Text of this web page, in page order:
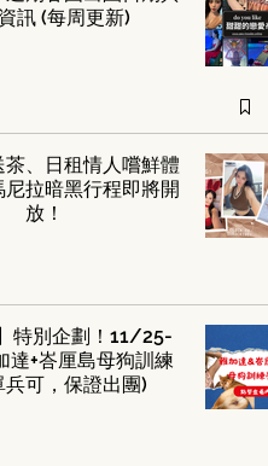
訊 (每周更新)
、日租情人嚐鮮體
拉暗黑行程即將開
放！
特別企劃！11/25-
達+峇厘島母狗訓練
兵可，保證出團)